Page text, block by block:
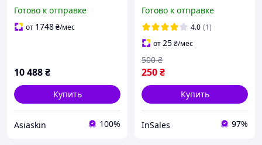
набор для комплексного
антивозрастного ухода
Готово к отправке
от 1748₴/мес
10 488₴
Купить
Asiaskin 100%
Жиросжигающие патчи
для живота WSG
Готово к отправке
4.0 (1)
от25₴/мес
250₴
500 ₴
Купить
InSales 97%